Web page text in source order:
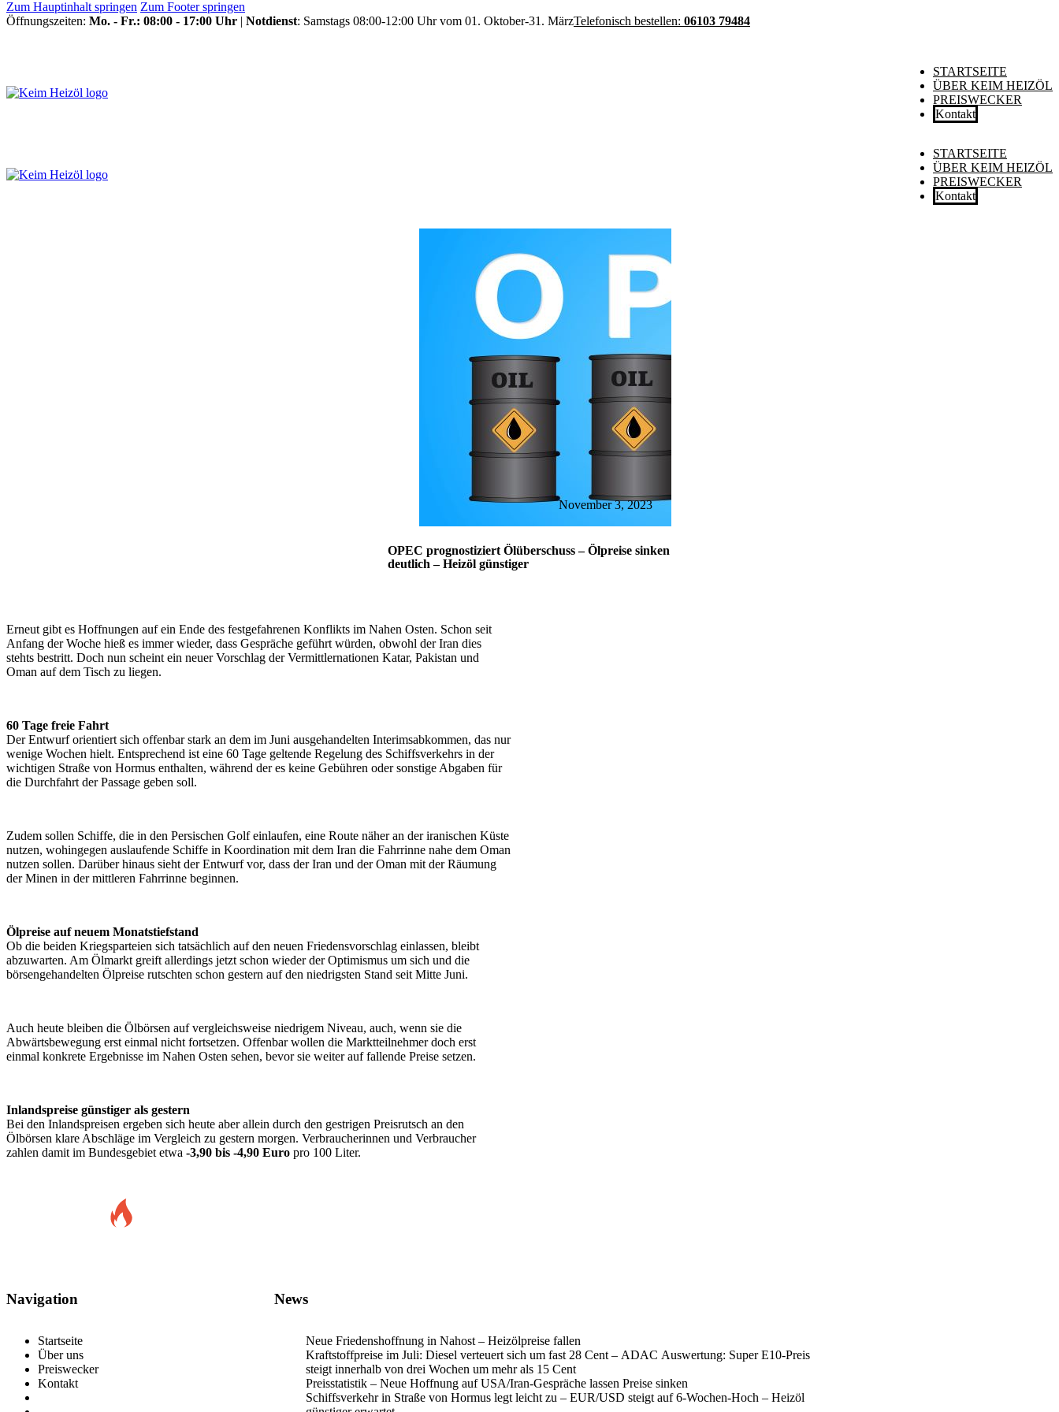
Zum Hauptinhalt springen Zum Footer springen
Öffnungszeiten: Mo. - Fr.: 08:00 - 17:00 Uhr | Notdienst: Samstags 08:00-12:00 Uhr vom 01. Oktober-31. MärzTelefonisch bestellen: 06103 79484
STARTSEITE
ÜBER KEIM HEIZÖL
PREISWECKER
Kontakt
STARTSEITE
ÜBER KEIM HEIZÖL
PREISWECKER
Kontakt
OPEC prognostiziert Ölüberschuss – Ölpreise sinken
deutlich – Heizöl günstiger
November 3, 2023
Erneut gibt es Hoffnungen auf ein Ende des festgefahrenen Konflikts im Nahen Osten. Schon seit
Anfang der Woche hieß es immer wieder, dass Gespräche geführt würden, obwohl der Iran dies
stehts bestritt. Doch nun scheint ein neuer Vorschlag der Vermittlernationen Katar, Pakistan und
Oman auf dem Tisch zu liegen.
60 Tage freie Fahrt
Der Entwurf orientiert sich offenbar stark an dem im Juni ausgehandelten Interimsabkommen, das nur
wenige Wochen hielt. Entsprechend ist eine 60 Tage geltende Regelung des Schiffsverkehrs in der
wichtigen Straße von Hormus enthalten, während der es keine Gebühren oder sonstige Abgaben für
die Durchfahrt der Passage geben soll.
Zudem sollen Schiffe, die in den Persischen Golf einlaufen, eine Route näher an der iranischen Küste
nutzen, wohingegen auslaufende Schiffe in Koordination mit dem Iran die Fahrrinne nahe dem Oman
nutzen sollen. Darüber hinaus sieht der Entwurf vor, dass der Iran und der Oman mit der Räumung
der Minen in der mittleren Fahrrinne beginnen.
Ölpreise auf neuem Monatstiefstand
Ob die beiden Kriegsparteien sich tatsächlich auf den neuen Friedensvorschlag einlassen, bleibt
abzuwarten. Am Ölmarkt greift allerdings jetzt schon wieder der Optimismus um sich und die
börsengehandelten Ölpreise rutschten schon gestern auf den niedrigsten Stand seit Mitte Juni.
Auch heute bleiben die Ölbörsen auf vergleichsweise niedrigem Niveau, auch, wenn sie die
Abwärtsbewegung erst einmal nicht fortsetzen. Offenbar wollen die Marktteilnehmer doch erst
einmal konkrete Ergebnisse im Nahen Osten sehen, bevor sie weiter auf fallende Preise setzen.
Inlandspreise günstiger als gestern
Bei den Inlandspreisen ergeben sich heute aber allein durch den gestrigen Preisrutsch an den
Ölbörsen klare Abschläge im Vergleich zu gestern morgen. Verbraucherinnen und Verbraucher
zahlen damit im Bundesgebiet etwa -3,90 bis -4,90 Euro pro 100 Liter.
Navigation
Startseite
Über uns
Preiswecker
Kontakt
News
Neue Friedenshoffnung in Nahost – Heizölpreise fallen
Kraftstoffpreise im Juli: Diesel verteuert sich um fast 28 Cent – ADAC Auswertung: Super E10-Preis
steigt innerhalb von drei Wochen um mehr als 15 Cent
Preisstatistik – Neue Hoffnung auf USA/Iran-Gespräche lassen Preise sinken
Schiffsverkehr in Straße von Hormus legt leicht zu – EUR/USD steigt auf 6-Wochen-Hoch – Heizöl